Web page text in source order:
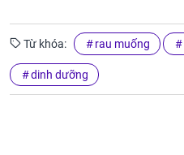
Từ khóa: rau muống
dinh dưỡng